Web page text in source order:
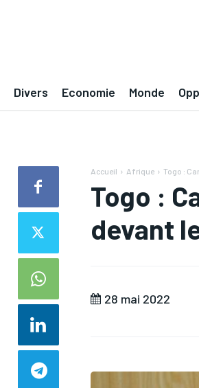
Divers Economie Monde
Accueil Afrique Togo :
Togo :
devant
28 mai 2022